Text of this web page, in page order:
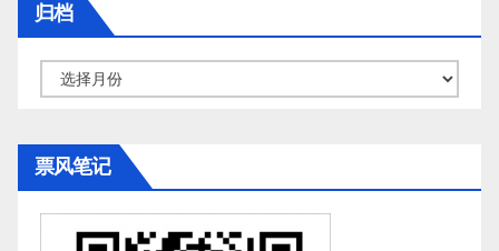
归档
档
票风笔记